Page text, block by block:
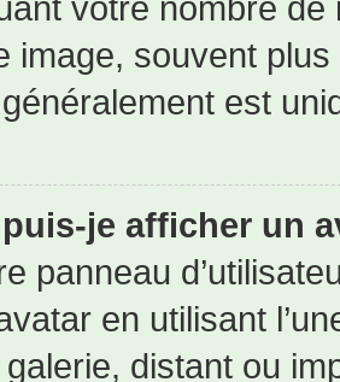
image, souvent
généralement est
je afficher un
panneau
en utilisant
distant ou